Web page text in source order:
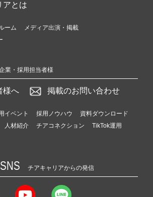
アとは
ーム
メディア出演・掲載
業・採用担当者様
様へ 掲載のお問い合わせ
イベント 採用ノウハウ
資料ダウンロード
人材紹介 チアコネクション
TikTok運用
チアキャリアからの発信